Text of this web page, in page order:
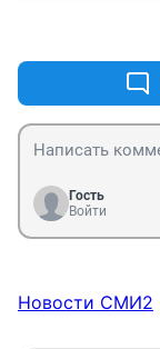
Гость
Войти
Новости СМИ2